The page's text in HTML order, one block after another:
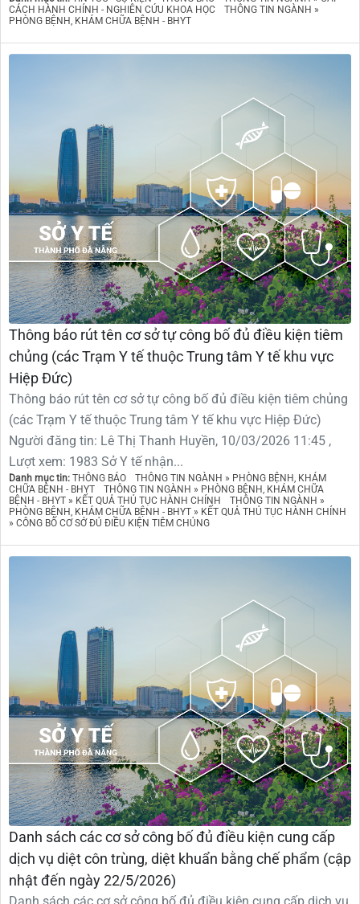
CÁCH HÀNH CHÍNH - NGHIÊN CỨU KHOA HỌC
THÔNG TIN NGÀNH »
PHÒNG BỆNH, KHÁM CHỮA BỆNH - BHYT
Thông báo rút tên cơ sở tự công bố đủ điều kiện tiêm
chủng (các Trạm Y tế thuộc Trung tâm Y tế khu vực
Hiệp Đức)
Thông báo rút tên cơ sở tự công bố đủ điều kiện tiêm chủng
(các Trạm Y tế thuộc Trung tâm Y tế khu vực Hiệp Đức)
Người đăng tin: Lê Thị Thanh Huyền, 10/03/2026 11:45 ,
Lượt xem: 1983 Sở Y tế nhận...
Danh mục tin: THÔNG BÁO
THÔNG TIN NGÀNH » PHÒNG BỆNH, KHÁM
CHỮA BỆNH - BHYT
THÔNG TIN NGÀNH » PHÒNG BỆNH, KHÁM CHỮA
BỆNH - BHYT » KẾT QUẢ THỦ TỤC HÀNH CHÍNH
THÔNG TIN NGÀNH »
PHÒNG BỆNH, KHÁM CHỮA BỆNH - BHYT » KẾT QUẢ THỦ TỤC HÀNH CHÍNH
» CÔNG BỐ CƠ SỞ ĐỦ ĐIỀU KIỆN TIÊM CHỦNG
Danh sách các cơ sở công bố đủ điều kiện cung cấp
dịch vụ diệt côn trùng, diệt khuẩn bằng chế phẩm (cập
nhật đến ngày 22/5/2026)